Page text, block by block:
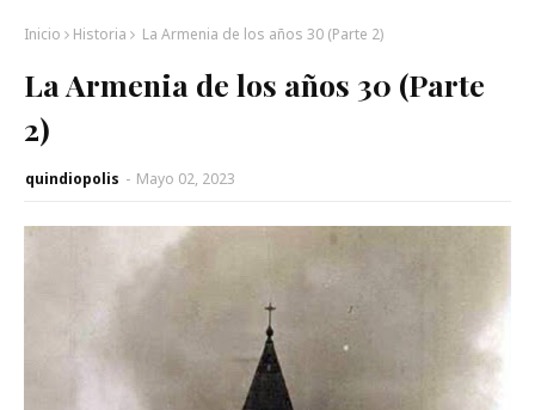
Inicio Historia La Armenia de los años 30 (Parte 2)
La Armenia de los años 30 (Parte
2)
quindiopolis - Mayo 02, 2023